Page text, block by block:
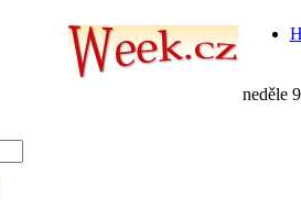
neděle